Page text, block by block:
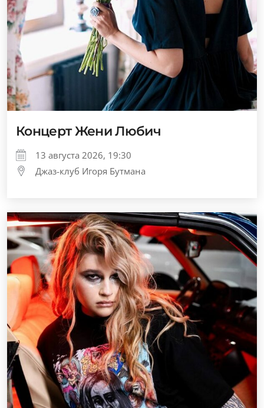
Концерт Жени Любич
13 августа 2026, 19:30
Джаз-клуб Игоря Бутмана